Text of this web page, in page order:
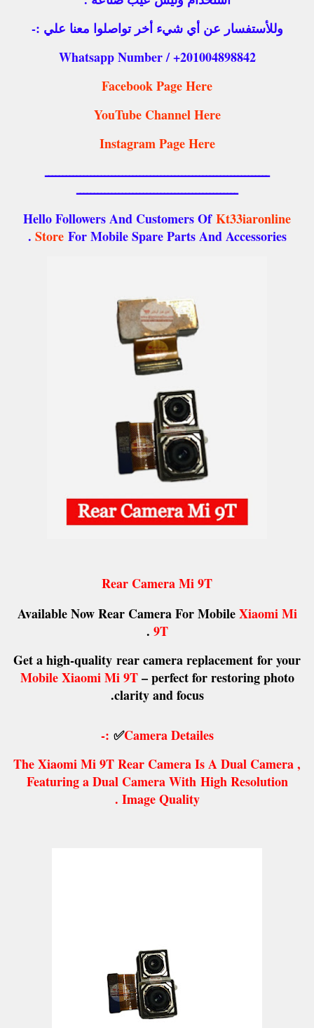
وللأستفسار عن أي شيء أخر تواصلوا معنا علي :-
Whatsapp Number / +201004898842
Facebook Page Here
YouTube Channel Here
Instagram Page Here
ــــــــــــــــــــــــــــــــــــــــــــــــــــــــــــــــ
ــــــــــــــــــــــــــــــــــــــــــــــ
Hello Followers And Customers OfKt33iaronline
StoreFor Mobile Spare Parts And Accessories .
Rear Camera Mi 9T
Available Now Rear Camera For MobileXiaomi Mi
9T
.
Get a high-quality rear camera replacement for your
Mobile Xiaomi Mi 9T– perfect for restoring photo
clarity and focus.
Camera Detailes
✅
:-
The Xiaomi Mi 9T Rear Camera Is A Dual Camera ,
Featuring a Dual Camera With High Resolution
Image Quality .